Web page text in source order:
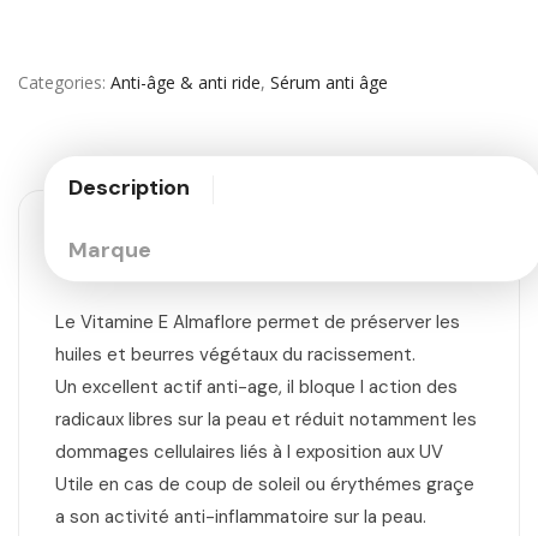
Categories Anti-âge & anti ride, Sérum anti âge
Description
Marque
Le Vitamine E Almaflore permet de préserver les
huiles et beurres végétaux du racissement.
Un excellent actif anti-age, il bloque l action des
radicaux libres sur la peau et réduit notamment les
dommages cellulaires liés à l exposition aux UV
Utile en cas de coup de soleil ou érythémes graçe
a son activité anti-inflammatoire sur la peau.